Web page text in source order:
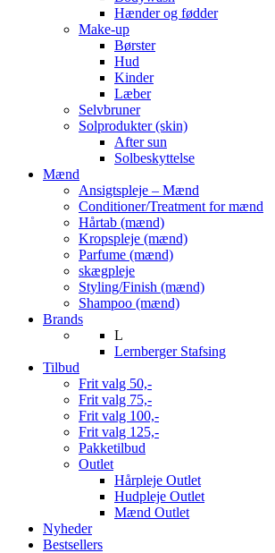
Hænder og fødder
Make-up
Børster
Hud
Kinder
Læber
Selvbruner
Solprodukter (skin)
After sun
Solbeskyttelse
Mænd
Ansigtspleje – Mænd
Conditioner/Treatment for mænd
Hårtab (mænd)
Kropspleje (mænd)
Parfume (mænd)
skægpleje
Styling/Finish (mænd)
Shampoo (mænd)
Brands
L
Lernberger Stafsing
Tilbud
Frit valg 50,-
Frit valg 75,-
Frit valg 100,-
Frit valg 125,-
Pakketilbud
Outlet
Hårpleje Outlet
Hudpleje Outlet
Mænd Outlet
Nyheder
Bestsellers